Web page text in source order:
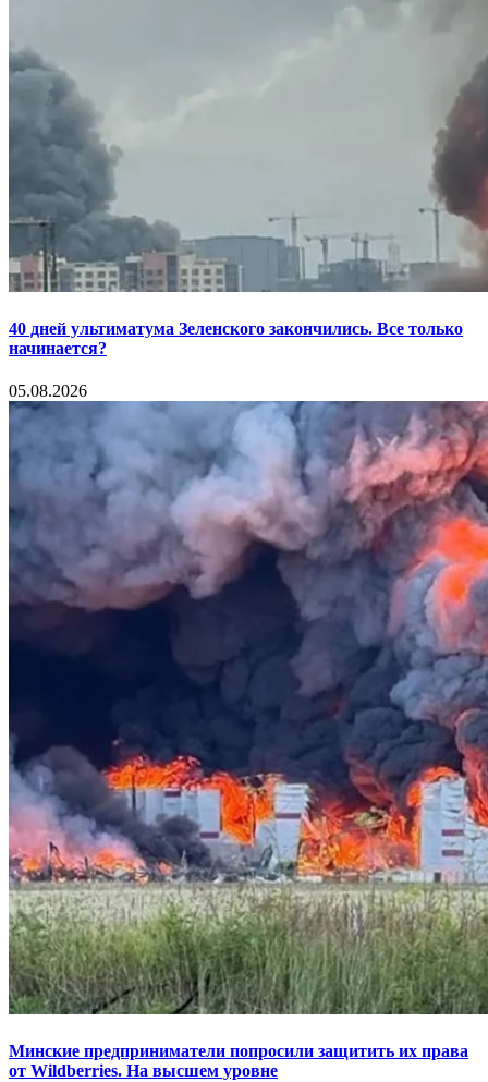
40 дней ультиматума Зеленского закончились. Все только
начинается?
05.08.2026
Минские предприниматели попросили защитить их права
от Wildberries. На высшем уровне